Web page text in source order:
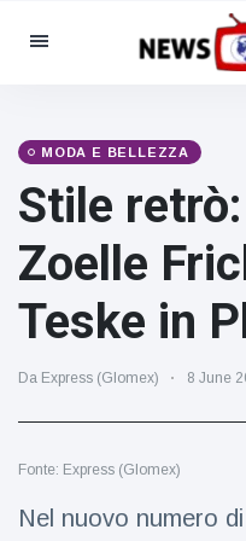
Categorie
Sociale e divertimento
Cinema e TV
Celebrità
Moda e bellezza
Cibo e bevande
Stile di vita
Salute e fitness
MODA E BELLEZZA
Stile
Zoelle
Teske in
Da Express (Glomex) 8 June
Fonte: Express (Glomex)
Nel nuovo numero